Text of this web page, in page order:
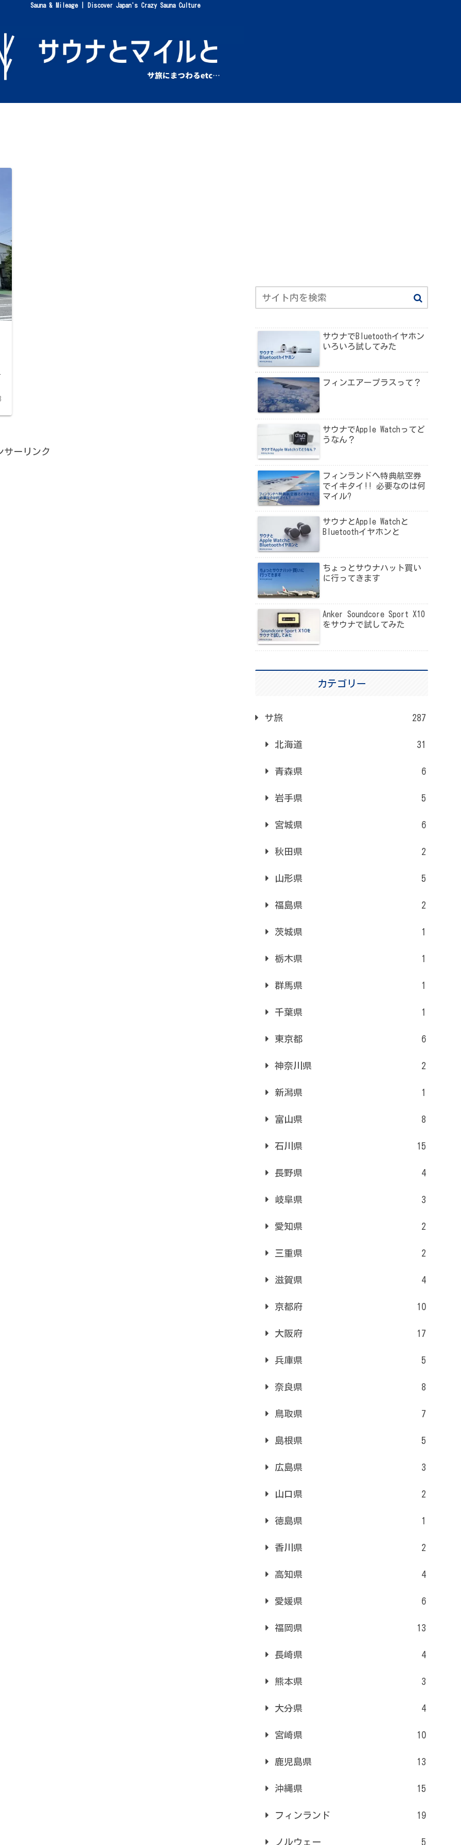
Sauna & Mileage | Discover Japan's Crazy Sauna Culture
サーリンク
サウナでBluetoothイヤホン
いろいろ試してみた
フィンエアープラスって？
サウナでApple Watchってど
うなん？
フィンランドへ特典航空券
でイキタイ!! 必要なのは何
マイル?
サウナとApple Watchと
Bluetoothイヤホンと
ちょっとサウナハット買い
に行ってきます
Anker Soundcore Sport X10
をサウナで試してみた
カテゴリー
サ旅 287
北海道 31
青森県 6
岩手県 5
宮城県 6
秋田県 2
山形県 5
福島県 2
茨城県 1
栃木県 1
群馬県 1
千葉県 1
東京都 6
神奈川県 2
新潟県 1
富山県 8
石川県 15
長野県 4
岐阜県 3
愛知県 2
三重県 2
滋賀県 4
京都府 10
大阪府 17
兵庫県 5
奈良県 8
鳥取県 7
島根県 5
広島県 3
山口県 2
徳島県 1
香川県 2
高知県 4
愛媛県 6
福岡県 13
長崎県 4
熊本県 3
大分県 4
宮崎県 10
鹿児島県 13
沖縄県 15
フィンランド 19
ノルウェー 5